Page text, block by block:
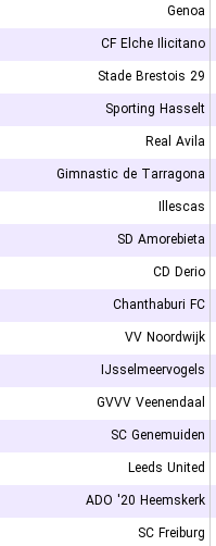
Genoa
CF Elche Ilicitano
Stade Brestois 29
Sporting Hasselt
Real Avila
Gimnastic de Tarragona
Illescas
SD Amorebieta
CD Derio
Chanthaburi FC
VV Noordwijk
IJsselmeervogels
GVVV Veenendaal
SC Genemuiden
Leeds United
ADO '20 Heemskerk
SC Freiburg